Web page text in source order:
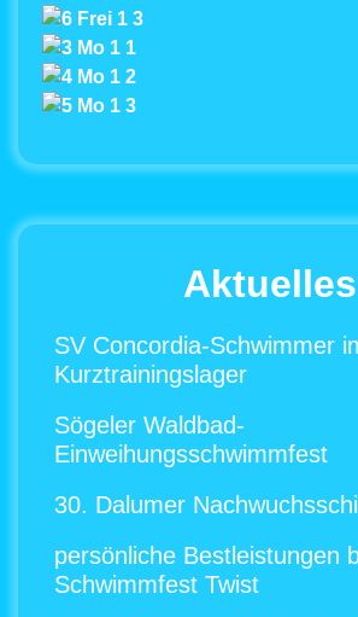
Aktuelles
SV Concordia-Schwimmer
Kurztrainingslager
Sögeler Waldbad-
Einweihungsschwimmfest
30. Dalumer
persönliche Bestleistungen
Schwimmfest Twist